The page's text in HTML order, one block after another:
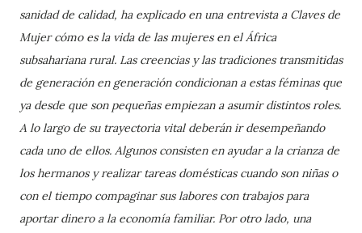
sanidad de calidad, ha explicado en una entrevista a Claves de
Mujer cómo es la vida de las mujeres en el África
subsahariana rural. Las creencias y las tradiciones transmitidas
de generación en generación condicionan a estas féminas que
ya desde que son pequeñas empiezan a asumir distintos roles.
A lo largo de su trayectoria vital deberán ir desempeñando
cada uno de ellos. Algunos consisten en ayudar a la crianza de
los hermanos y realizar tareas domésticas cuando son niñas o
con el tiempo compaginar sus labores con trabajos para
aportar dinero a la economía familiar. Por otro lado, una